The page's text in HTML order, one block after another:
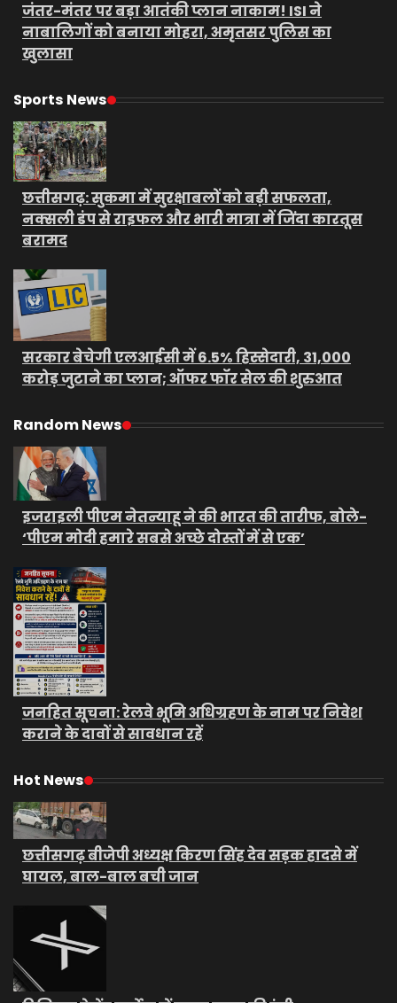
जंतर-मंतर पर बड़ा आतंकी प्लान नाकाम! ISI ने
नाबालिगों को बनाया मोहरा, अमृतसर पुलिस का
खुलासा
Sports News
छत्तीसगढ़: सुकमा में सुरक्षाबलों को बड़ी सफलता,
नक्सली डंप से राइफल और भारी मात्रा में जिंदा कारतूस
बरामद
सरकार बेचेगी एलआईसी में 6.5% हिस्सेदारी, 31,000
करोड़ जुटाने का प्लान; ऑफर फॉर सेल की शुरुआत
Random News
इजराइली पीएम नेतन्याहू ने की भारत की तारीफ, बोले-
‘पीएम मोदी हमारे सबसे अच्छे दोस्तों में से एक’
जनहित सूचना: रेलवे भूमि अधिग्रहण के नाम पर निवेश
कराने के दावों से सावधान रहें
Hot News
छत्तीसगढ़ बीजेपी अध्यक्ष किरण सिंह देव सड़क हादसे में
घायल, बाल-बाल बची जान